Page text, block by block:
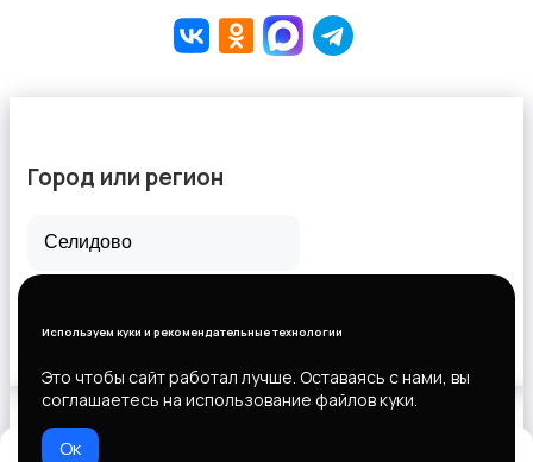
Используем куки и рекомендательные технологии
Это чтобы сайт работал лучше. Оставаясь с нами, вы
соглашаетесь на использование файлов куки.
Ок
Город или регион
Все города